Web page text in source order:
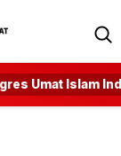
Umat Islam